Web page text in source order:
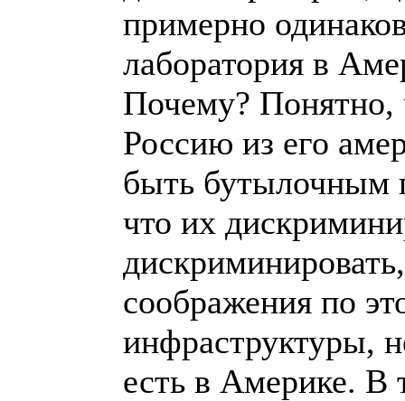
примерно
лаборатория в
Почему? Понятно,
Россию из его
быть бутылочным
что их
соображения по
инфраструктуры,
есть в Америке. В